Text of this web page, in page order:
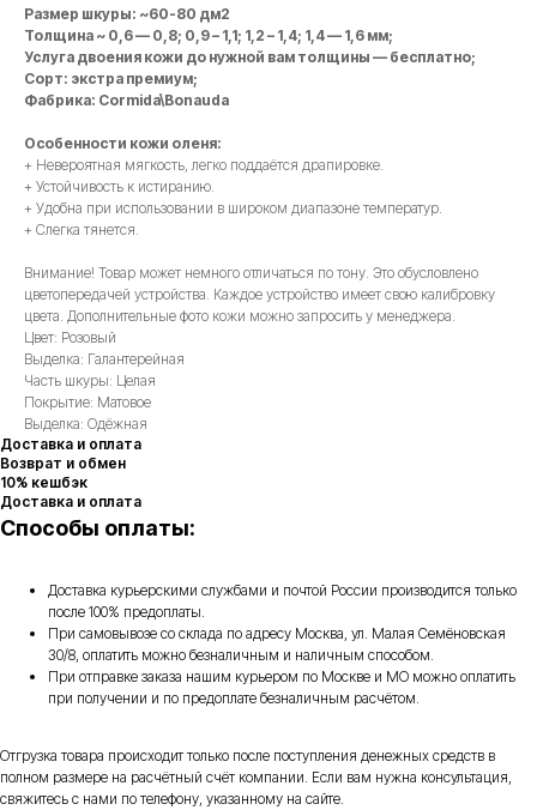
Размер шкуры: ~60-80 дм2
Толщина ~ 0,6 — 0,8; 0,9 – 1,1; 1,2 – 1,4; 1,4 — 1,6 мм;
Услуга двоения кожи до нужной вам толщины — бесплатно;
Сорт: экстра премиум;
Фабрика: Cormida\Bonauda
Особенности кожи оленя:
+ Невероятная мягкость, легко поддаётся драпировке.
+ Устойчивость к истиранию.
+ Удобна при использовании в широком диапазоне температур.
+ Слегка тянется.
Внимание! Товар может немного отличаться по тону. Это обусловлено
цветопередачей устройства. Каждое устройство имеет свою калибровку
цвета. Дополнительные фото кожи можно запросить у менеджера.
Цвет: Розовый
Выделка: Галантерейная
Часть шкуры: Целая
Покрытие: Матовое
Выделка: Одёжная
Доставка и оплата
Возврат и обмен
10% кешбэк
Доставка и оплата
Способы оплаты:
Доставка курьерскими службами и почтой России производится только
после 100% предоплаты.
При самовывозе со склада по адресу Москва, ул. Малая Семёновская
30/8, оплатить можно безналичным и наличным способом.
При отправке заказа нашим курьером по Москве и МО можно оплатить
при получении и по предоплате безналичным расчётом.
Отгрузка товара происходит только после поступления денежных средств в
полном размере на расчётный счёт компании. Если вам нужна консультация,
свяжитесь с нами по телефону, указанному на сайте.